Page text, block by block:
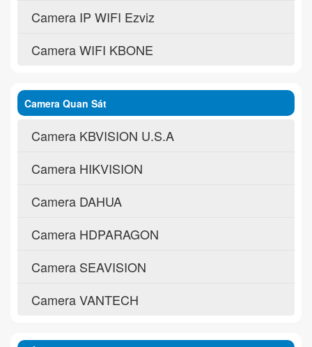
Camera IP WIFI Ezviz
Camera WIFI KBONE
Camera Quan Sát
Camera KBVISION U.S.A
Camera HIKVISION
Camera DAHUA
Camera HDPARAGON
Camera SEAVISION
Camera VANTECH